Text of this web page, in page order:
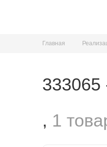
Главная
333065
, 1